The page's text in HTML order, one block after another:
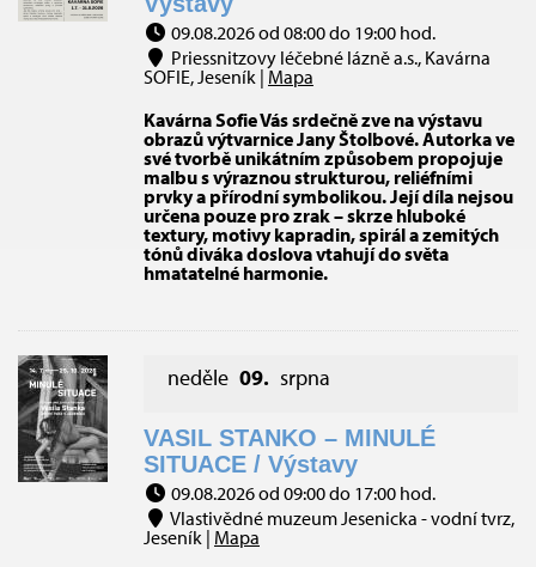
09.08.2026 od 08:00 do 19:00 hod.
Priessnitzovy léčebné lázně a.s., Kavárna
SOFIE, Jeseník | Mapa
Kavárna Sofie Vás srdečně zve na výstavu
obrazů výtvarnice Jany Štolbové. Autorka ve
své tvorbě unikátním způsobem propojuje
malbu s výraznou strukturou, reliéfními
prvky a přírodní symbolikou. Její díla nejsou
určena pouze pro zrak – skrze hluboké
textury, motivy kapradin, spirál a zemitých
tónů diváka doslova vtahují do světa
hmatatelné harmonie.
neděle 09. srpna
VASIL STANKO – MINULÉ
SITUACE / Výstavy
09.08.2026 od 09:00 do 17:00 hod.
Vlastivědné muzeum Jesenicka - vodní tvrz,
Jeseník | Mapa